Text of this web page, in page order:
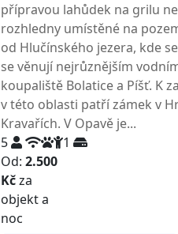
přípravou lahůdek na grilu
rozhledny umístěné na
od Hlučínského jezera, kde
se věnují nejrůznějším
koupaliště Bolatice a Píšť. K
v této oblasti patří zámek v
Kravařích. V Opavě je...
5
1
Od:2.500
Kčza
objekt a
noc